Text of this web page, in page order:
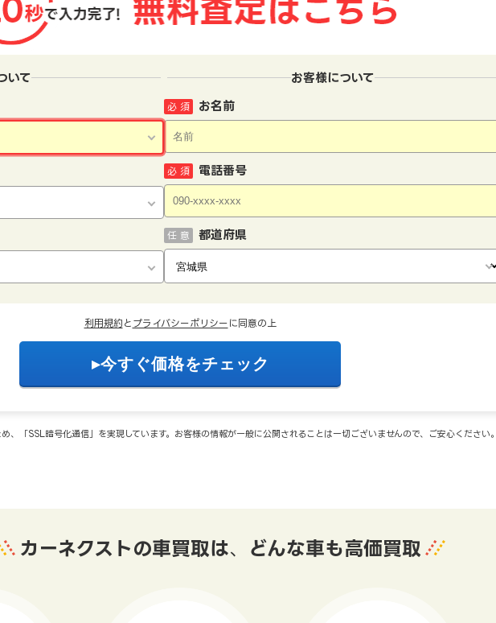
いて お客様について
お名前
必 須
電話番号
必 須
都道府県
任 意
利用規約 と プライバシーポリシー に同意の上
、「SSL暗号化通信」を実現しています。お客様の情報が一般に公開されることは一切ございませんので、ご安心ください。
カーネクストの車買取は、 どんな車も高価買取